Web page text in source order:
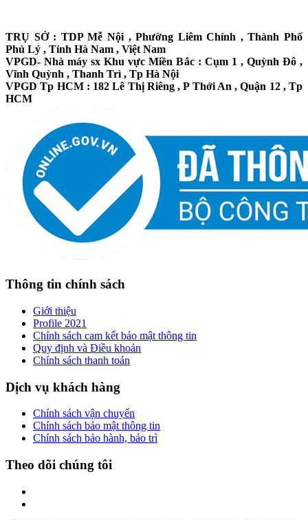
TRỤ SỞ : TDP Mễ Nội , Phường Liêm Chính , Thành Phố
Phủ Lý , Tỉnh Hà Nam , Việt Nam
VPGD- Nhà máy sx Khu vực Miền Bắc : Cụm 1 , Quỳnh Đô ,
Vĩnh Quỳnh , Thanh Trì , Tp Hà Nội
VPGD Tp HCM : 182 Lê Thị Riêng , P Thới An , Quận 12 , Tp
HCM
Thông tin chính sách
Giới thiệu
Profile 2021
Chính sách cam kết bảo mật thông tin
Quy định và Điều khoản
Chính sách thanh toán
Dịch vụ khách hàng
Chính sách vận chuyển
Chính sách bảo mật thông tin
Chính sách bảo hành, bảo trì
Theo dõi chúng tôi